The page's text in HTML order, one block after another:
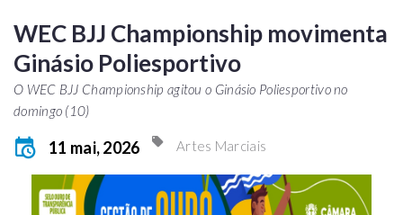
WEC BJJ Championship movimenta
Ginásio Poliesportivo
O WEC BJJ Championship agitou o Ginásio Poliesportivo no
domingo (10)
11 mai, 2026 Artes Marciais